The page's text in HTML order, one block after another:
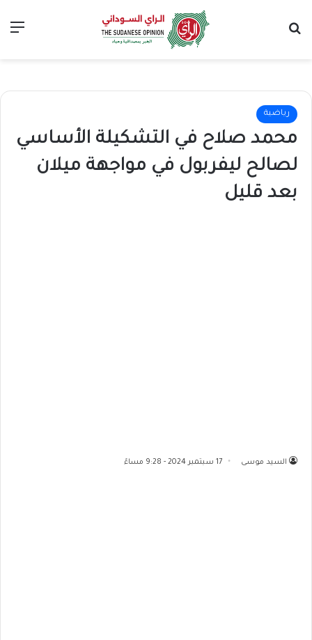
رياضية
محمد صلاح في التشكيلة الأساسي
لصالح ليفربول في مواجهة ميلان
بعد قليل
السيد موسى 17 سبتمبر 2024 - 9:28 مساءً